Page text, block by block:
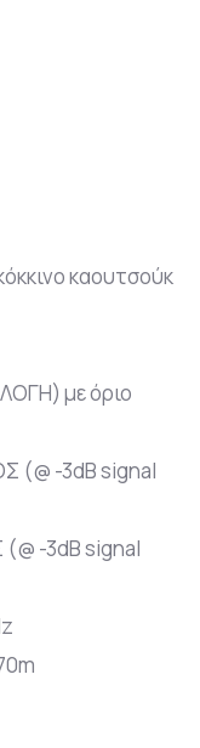
καουτσούκ
με όριο
(@ -3dB signal
-3dB signal